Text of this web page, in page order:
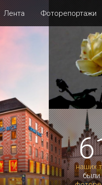
Лента Фоторепортажи
наших
были